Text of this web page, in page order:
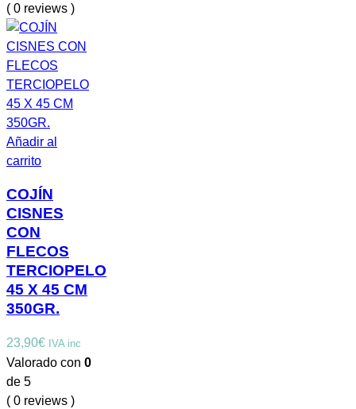
( 0 reviews )
Añadir al
carrito
COJÍN
CISNES
CON
FLECOS
TERCIOPELO
45 X 45 CM
350GR.
23,90€ IVA inc
Valorado con 0
de 5
( 0 reviews )